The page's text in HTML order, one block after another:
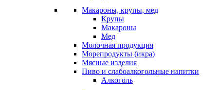
Макароны, крупы, мед
Крупы
Макароны
Мед
Молочная продукция
Морепродукты (икра)
Мясные изделия
Пиво и слабоалкогольные напитки
Алкоголь